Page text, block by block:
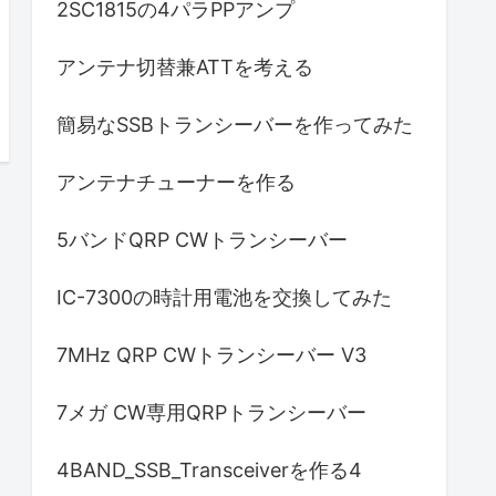
2SC1815の4パラPPアンプ
アンテナ切替兼ATTを考える
簡易なSSBトランシーバーを作ってみた
アンテナチューナーを作る
5バンドQRP CWトランシーバー
IC-7300の時計用電池を交換してみた
7MHz QRP CWトランシーバー V3
7メガ CW専用QRPトランシーバー
4BAND_SSB_Transceiverを作る4